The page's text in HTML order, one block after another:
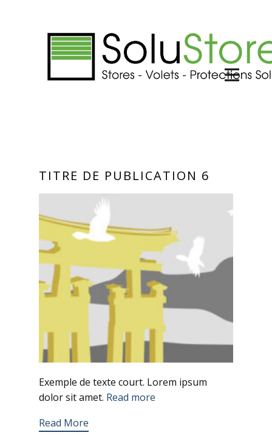
TITRE DE PUBLICATION 6
Exemple de texte court. Lorem ipsum
dolor sit amet. Read more
Read More